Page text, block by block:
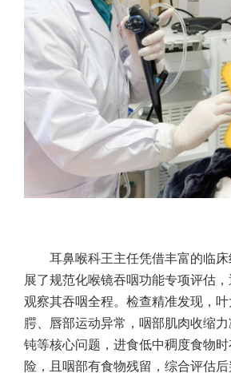
耳鼻喉科王主任凭借丰富的临床
展了规范化喉镜吞咽功能专项评估
观察其吞咽全程。检查精准发现，
腭、唇部运动异常，咽部肌肉收缩
钝等核心问题，进食低中稠度食物
险，且咽部有食物残留，综合评估